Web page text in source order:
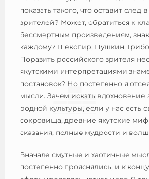
показать такого, что оставит след
зрителей? Может, обратиться к
бессмертным произведениям,
каждому? Шекспир, Пушкин,
Поразить российского зрителя
якутскими интерпретациями
постановок? Но постепенно я
мысли. Зачем искать вдохновение
родной культуры, если у нас есть
сокровища, древние якутские
сказания, полные мудрости и
Вначале смутные и хаотичные
постепенно прояснялись, и к